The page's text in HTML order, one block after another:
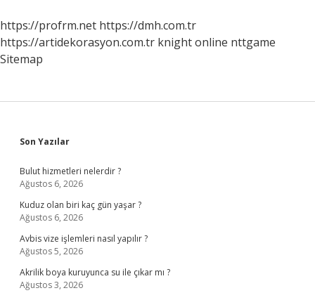
https://profrm.net https://dmh.com.tr
https://artidekorasyon.com.tr knight online nttgame
Sitemap
Sidebar
Son Yazılar
Bulut hizmetleri nelerdir ?
Ağustos 6, 2026
Kuduz olan biri kaç gün yaşar ?
Ağustos 6, 2026
Avbis vize işlemleri nasıl yapılır ?
Ağustos 5, 2026
Akrilik boya kuruyunca su ile çıkar mı ?
Ağustos 3, 2026